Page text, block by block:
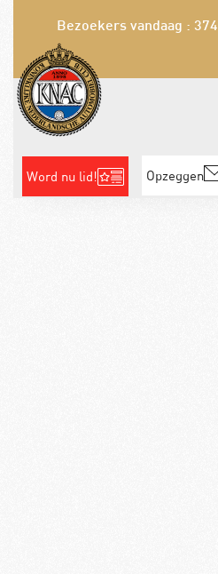
Bezoekers vandaag : 374
Word nu lid! Opzeggen